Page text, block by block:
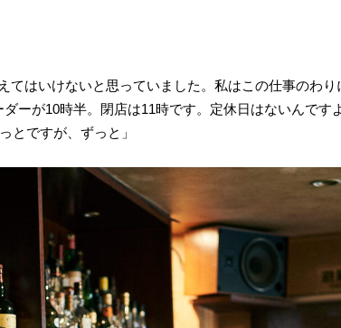
てはいけないと思っていました。私はこの仕事のわ
ーが10時半。閉店は11時です。定休日はないんです
とですが、ずっと」